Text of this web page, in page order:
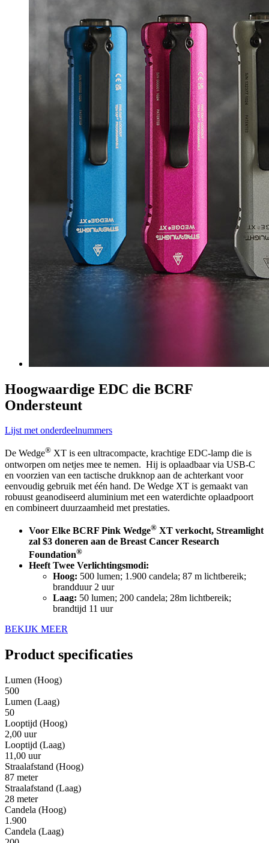
Hoogwaardige EDC die BCRF
Ondersteunt
Lijst met onderdeelnummers
De Wedge® XT is een ultracompacte, krachtige EDC-lamp die is
ontworpen om netjes mee te nemen. Hij is oplaadbaar via USB-C
en voorzien van een tactische drukknop aan de achterkant voor
eenvoudig gebruik met één hand. De Wedge XT is gemaakt van
robuust geanodiseerd aluminium met een waterdichte oplaadpoort
en combineert duurzaamheid met prestaties.
Voor Elke BCRF Pink Wedge® XT verkocht, Streamlight
zal $3 doneren aan de Breast Cancer Research
Foundation®
Heeft Twee Verlichtingsmodi:
Hoog: 500 lumen; 1.900 candela; 87 m lichtbereik;
brandduur 2 uur
Laag: 50 lumen; 200 candela; 28m lichtbereik;
brandtijd 11 uur
BEKIJK MEER
Product specificaties
Lumen (Hoog)
500
Lumen (Laag)
50
Looptijd (Hoog)
2,00 uur
Looptijd (Laag)
11,00 uur
Straalafstand (Hoog)
87 meter
Straalafstand (Laag)
28 meter
Candela (Hoog)
1.900
Candela (Laag)